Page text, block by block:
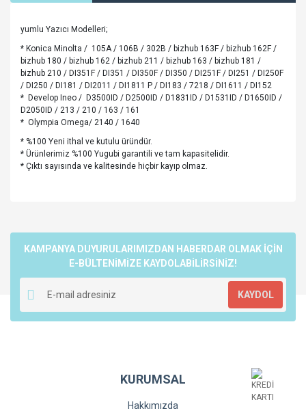
yumlu Yazıcı Modelleri;
* Konica Minolta / 105A / 106B / 302B / bizhub 163F / bizhub 162F /
bizhub 180 / bizhub 162 / bizhub 211 / bizhub 163 / bizhub 181 /
bizhub 210 / DI351F / DI351 / DI350F / DI350 / DI251F / DI251 / DI250F
/ DI250 / DI181 / DI2011 / DI1811 P / DI183 / 7218 / DI1611 / DI152
* Develop Ineo / D3500ID / D2500ID / D1831ID / D1531ID / D1650ID /
D2050ID / 213 / 210 / 163 / 161
* Olympia Omega/ 2140 / 1640
* %100 Yeni ithal ve kutulu üründür.
* Ürünlerimiz %100 Yugubi garantili ve tam kapasitelidir.
* Çıktı sayısında ve kalitesinde hiçbir kayıp olmaz.
Yorum Yaz
kullanarak tarafımıza iletebilirsiniz.
Görüş ve önerileriniz için teşekkür ederiz.
Ürün resmi kalitesiz, bozuk veya görüntülenemiyor.
Ürün açıklamasında eksik bilgiler bulunuyor.
Ürün bilgilerinde hatalar bulunuyor.
KAMPANYA DUYURULARIMIZDAN HABERDAR OLMAK İÇİN
E-BÜLTENİMİZE KAYDOLABİLİRSİNİZ!
KAYDOL
KURUMSAL
Hakkımızda